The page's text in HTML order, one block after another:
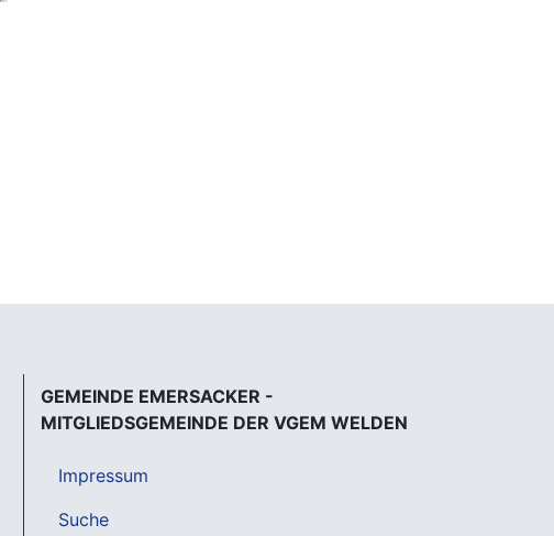
GEMEINDE EMERSACKER -
MITGLIEDSGEMEINDE DER VGEM WELDEN
Impressum
Suche